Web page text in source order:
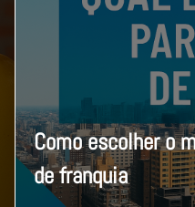
Como escolher o
de franquia